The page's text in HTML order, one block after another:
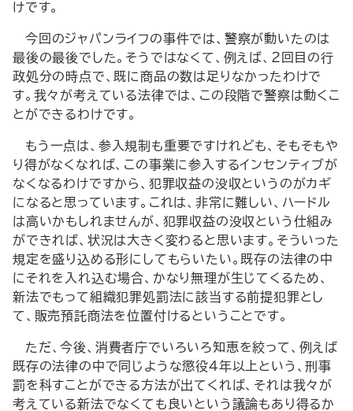
けです。
今回のジャパンライフの事件では、警察が動いたのは
最後の最後でした。そうではなくて、例えば、２回目の行
政処分の時点で、既に商品の数は足りなかったわけで
す。我々が考えている法律では、この段階で警察は動くこ
とができるわけです。
もう一点は、参入規制も重要ですけれども、そもそもや
り得がなくなれば、この事業に参入するインセンティブが
なくなるわけですから、犯罪収益の没収というのがカギ
になると思っています。これは、非常に難しい、ハードル
は高いかもしれませんが、犯罪収益の没収という仕組み
ができれば、状況は大きく変わると思います。そういった
規定を盛り込める形にしてもらいたい。既存の法律の中
にそれを入れ込む場合、かなり無理が生じてくるため、
新法でもって組織犯罪処罰法に該当する前提犯罪とし
て、販売預託商法を位置付けるということです。
ただ、今後、消費者庁でいろいろ知恵を絞って、例えば
既存の法律の中で同じような懲役4年以上という、刑事
罰を科すことができる方法が出てくれば、それは我々が
考えている新法でなくても良いという議論もあり得るか